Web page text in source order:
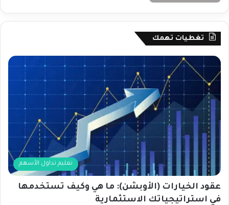
تغطيات تهمك
تعليم تداول الأسهم
عقود الخيارات (الأوبشن): ما هي وكيف تستخدمها
في استراتيجياتك الاستثمارية